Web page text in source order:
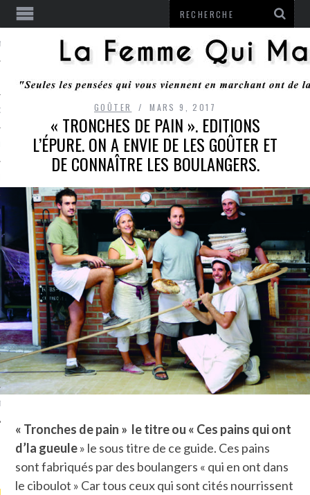
RESTER
MONROZIER
ARCACHON
LA PHOTO
GOÛTER MARS 9, 2017
« TRONCHES DE PAIN ». EDITIONS
L’ÉPURE. ON A ENVIE DE LES GOÛTER ET
DE CONNAÎTRE LES BOULANGERS.
« Tronches de pain » le titre ou « Ces pains qui ont
d’la gueule» le sous titre de ce guide. Ces pains
sont fabriqués par des boulangers « qui en ont dans
le ciboulot » Car tous ceux qui sont cités nourrissent